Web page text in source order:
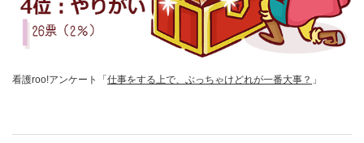
看護roo!アンケート「 仕事をする上で、ぶっちゃけどれが一番大事？ 」